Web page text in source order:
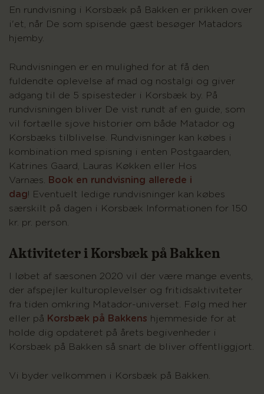
En rundvisning i Korsbæk på Bakken er prikken over
i'et, når De som spisende gæst besøger Matadors
hjemby.
Rundvisningen er en mulighed for at få den
fuldendte oplevelse af mad og nostalgi og giver
adgang til de 5 spisesteder i Korsbæk by. På
rundvisningen bliver De vist rundt af en guide, som
vil fortælle sjove historier om både Matador og
Korsbæks tilblivelse.
Rundvisninger kan købes i
kombination med spisning i enten Postgaarden,
Katrines Gaard, Lauras Køkken eller Hos
Varnæs.
Book en rundvisning allerede i
dag! Eventuelt ledige rundvisninger kan købes
særskilt på dagen i Korsbæk Informationen for 150
kr. pr. person.
Aktiviteter i Korsbæk på Bakken
I løbet af sæsonen 2020 vil der være mange events,
der afspejler kulturoplevelser og fritidsaktiviteter
fra tiden omkring Matador-universet. Følg med her
eller på Korsbæk på Bakkens hjemmeside for at
holde dig opdateret på årets begivenheder i
Korsbæk på Bakken så snart de bliver offentliggjort.
Vi byder velkommen i Korsbæk på Bakken.